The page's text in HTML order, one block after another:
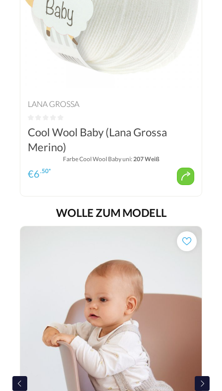
LANA GROSSA
Cool Wool Baby (Lana Grossa
Merino)
Farbe Cool Wool Baby uni:207 Weiß
€6.50*
WOLLE ZUM MODELL